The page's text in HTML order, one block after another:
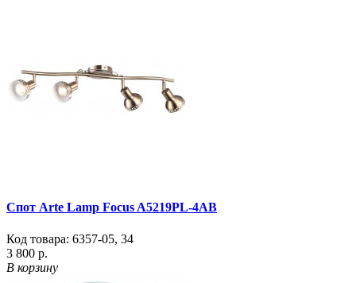
Спот Arte Lamp Focus A5219PL-4AB
Код товара: 6357-05, 34
3 800 р.
В корзину